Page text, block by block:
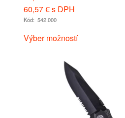
60,57€s DPH
Kód: 542.000
Výber možností